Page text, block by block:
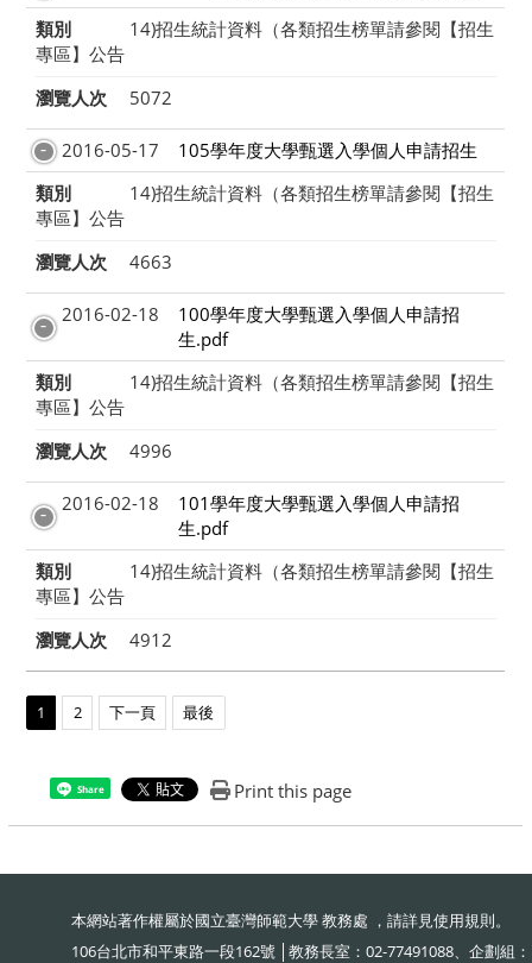
類別
14)招生統計資料（各類招生榜單請參閱【招生
專區】公告
瀏覽人次
5072
2016-05-17
105學年度大學甄選入學個人申請招生
類別
14)招生統計資料（各類招生榜單請參閱【招生
專區】公告
瀏覽人次
4663
2016-02-18
100學年度大學甄選入學個人申請招
生.pdf
類別
14)招生統計資料（各類招生榜單請參閱【招生
專區】公告
瀏覽人次
4996
2016-02-18
101學年度大學甄選入學個人申請招
生.pdf
類別
14)招生統計資料（各類招生榜單請參閱【招生
專區】公告
瀏覽人次
4912
1 2 下一頁 最後
Share Print this page
本網站著作權屬於國立臺灣師範大學 教務處 ，請詳見使用規則。
106台北市和平東路一段162號 │教務長室：02-77491088、企劃組：